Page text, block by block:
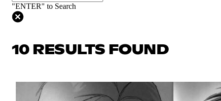
"ENTER" to Search
10 RESULTS FOUND